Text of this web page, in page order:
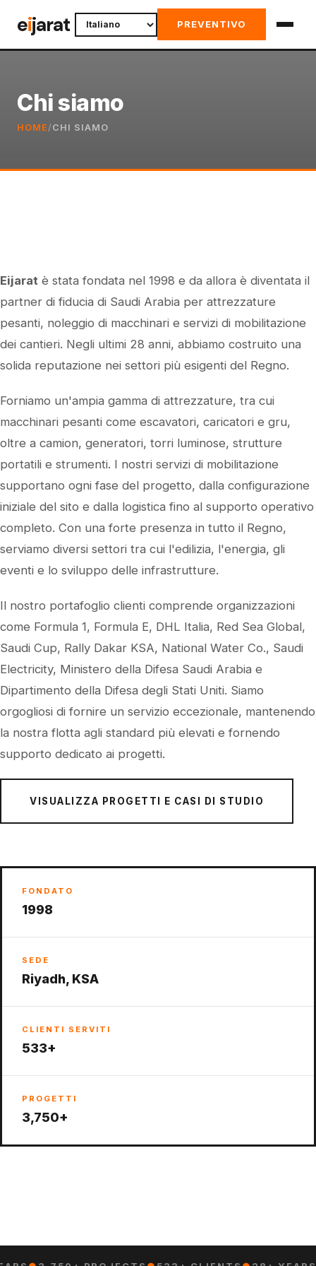
toeijarat PREVENTIVO
Chi siamo
HOME / CHI SIAMO
Eijarat è stata fondata nel 1998 e da allora è diventata il
partner di fiducia di Saudi Arabia per attrezzature
pesanti, noleggio di macchinari e servizi di mobilitazione
dei cantieri. Negli ultimi 28 anni, abbiamo costruito una
solida reputazione nei settori più esigenti del Regno.
Forniamo un'ampia gamma di attrezzature, tra cui
macchinari pesanti come escavatori, caricatori e gru,
oltre a camion, generatori, torri luminose, strutture
portatili e strumenti. I nostri servizi di mobilitazione
supportano ogni fase del progetto, dalla configurazione
iniziale del sito e dalla logistica fino al supporto operativo
completo. Con una forte presenza in tutto il Regno,
serviamo diversi settori tra cui l'edilizia, l'energia, gli
eventi e lo sviluppo delle infrastrutture.
Il nostro portafoglio clienti comprende organizzazioni
come Formula 1, Formula E, DHL Italia, Red Sea Global,
Saudi Cup, Rally Dakar KSA, National Water Co., Saudi
Electricity, Ministero della Difesa Saudi Arabia e
Dipartimento della Difesa degli Stati Uniti. Siamo
orgogliosi di fornire un servizio eccezionale, mantenendo
la nostra flotta agli standard più elevati e fornendo
supporto dedicato ai progetti.
VISUALIZZA PROGETTI E CASI DI STUDIO
FONDATO
1998
SEDE
Riyadh, KSA
CLIENTI SERVITI
533+
PROGETTI
3,750+